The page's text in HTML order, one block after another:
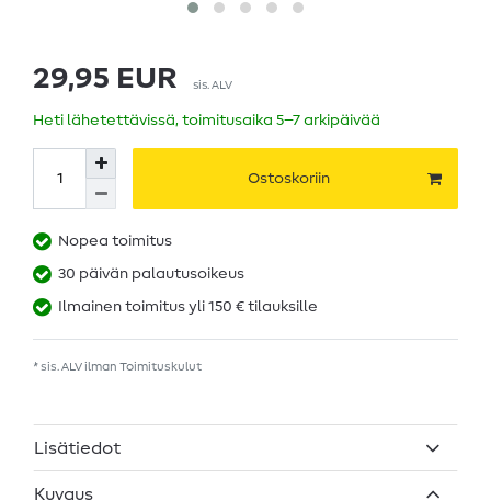
29,95 EUR sis. ALV
Heti lähetettävissä, toimitusaika 5–7 arkipäivää
Ostoskoriin
Nopea toimitus
30 päivän palautusoikeus
Ilmainen toimitus yli 150 € tilauksille
* sis. ALV ilman Toimituskulut
Lisätiedot
Kuvaus